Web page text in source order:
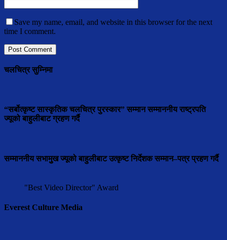
Save my name, email, and website in this browser for the next
time I comment.
चलचित्र सुम्निमा
“सर्बोत्कृष्ट सास्कृतिक चलचित्र पुरस्कार” सम्मान सम्माननीय राष्ट्रपति
ज्यूको बाहुलीबाट ग्रहण गर्दै
सम्माननीय सभामुुख ज्यूको बाहुलीबाट उत्कृष्ट निर्देशक सम्मान–पत्र प्रहण गर्दै
"Best Video Director" Award
Everest Culture Media